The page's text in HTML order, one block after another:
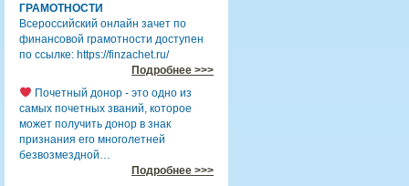
ГРАМОТНОСТИ
Всероссийский онлайн зачет по
финансовой грамотности доступен
по ссылке: https://finzachet.ru/
Подробнее >>>
Почетный донор - это одно из
самых почетных званий, которое
может получить донор в знак
признания его многолетней
безвозмездной…
Подробнее >>>